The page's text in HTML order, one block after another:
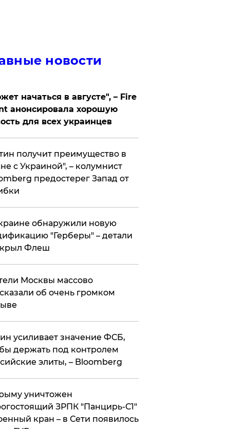
новости
начаться в августе", – Fire
анонсировала хорошую
для всех украинцев
получит преимущество в
с Украиной", – колумнист
предостерег Запад от
обнаружили новую
"Герберы" – детали
Флеш
Москвы массово
об очень громком
усиливает значение ФСБ,
держать под контролем
элиты, – Bloomberg
уничтожен
ЗРПК "Панцирь-С1"
кран – в Сети появилось